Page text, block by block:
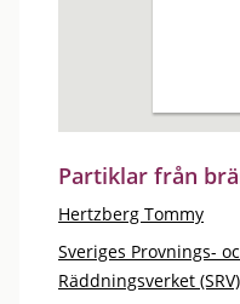
Partiklar från
Hertzberg Tommy
Sveriges Provnings-
Räddningsverket (SRV)